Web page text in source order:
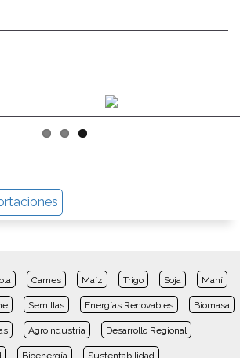
Carnes Maíz Trigo Soja Maní
Semillas Energías Renovables Biomasa
Agroindustria Desarrollo Regional
Bioenergía Sustentabilidad